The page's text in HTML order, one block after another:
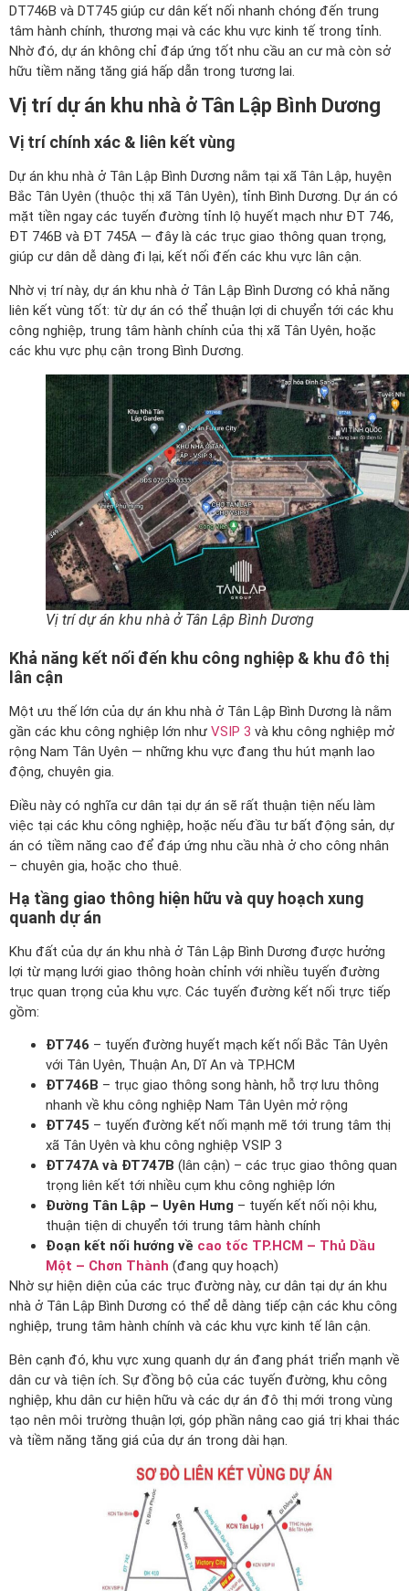
DT746B và DT745 giúp cư dân kết nối nhanh chóng đến trung
tâm hành chính, thương mại và các khu vực kinh tế trong tỉnh.
Nhờ đó, dự án không chỉ đáp ứng tốt nhu cầu an cư mà còn sở
hữu tiềm năng tăng giá hấp dẫn trong tương lai.
Vị trí dự án khu nhà ở Tân Lập Bình Dương
Vị trí chính xác & liên kết vùng
Dự án khu nhà ở Tân Lập Bình Dương nằm tại xã Tân Lập, huyện
Bắc Tân Uyên (thuộc thị xã Tân Uyên), tỉnh Bình Dương. Dự án có
mặt tiền ngay các tuyến đường tỉnh lộ huyết mạch như ĐT 746,
ĐT 746B và ĐT 745A — đây là các trục giao thông quan trọng,
giúp cư dân dễ dàng đi lại, kết nối đến các khu vực lân cận.
Nhờ vị trí này, dự án khu nhà ở Tân Lập Bình Dương có khả năng
liên kết vùng tốt: từ dự án có thể thuận lợi di chuyển tới các khu
công nghiệp, trung tâm hành chính của thị xã Tân Uyên, hoặc
các khu vực phụ cận trong Bình Dương.
Vị trí dự án khu nhà ở Tân Lập Bình Dương
Khả năng kết nối đến khu công nghiệp & khu đô thị
lân cận
Một ưu thế lớn của dự án khu nhà ở Tân Lập Bình Dương là nằm
gần các khu công nghiệp lớn như VSIP 3 và khu công nghiệp mở
rộng Nam Tân Uyên — những khu vực đang thu hút mạnh lao
động, chuyên gia.
Điều này có nghĩa cư dân tại dự án sẽ rất thuận tiện nếu làm
việc tại các khu công nghiệp, hoặc nếu đầu tư bất động sản, dự
án có tiềm năng cao để đáp ứng nhu cầu nhà ở cho công nhân
– chuyên gia, hoặc cho thuê.
Hạ tầng giao thông hiện hữu và quy hoạch xung
quanh dự án
Khu đất của dự án khu nhà ở Tân Lập Bình Dương được hưởng
lợi từ mạng lưới giao thông hoàn chỉnh với nhiều tuyến đường
trục quan trọng của khu vực. Các tuyến đường kết nối trực tiếp
gồm:
ĐT746 – tuyến đường huyết mạch kết nối Bắc Tân Uyên
với Tân Uyên, Thuận An, Dĩ An và TP.HCM
ĐT746B – trục giao thông song hành, hỗ trợ lưu thông
nhanh về khu công nghiệp Nam Tân Uyên mở rộng
ĐT745 – tuyến đường kết nối mạnh mẽ tới trung tâm thị
xã Tân Uyên và khu công nghiệp VSIP 3
ĐT747A và ĐT747B (lân cận) – các trục giao thông quan
trọng liên kết tới nhiều cụm khu công nghiệp lớn
Đường Tân Lập – Uyên Hưng – tuyến kết nối nội khu,
thuận tiện di chuyển tới trung tâm hành chính
Đoạn kết nối hướng về cao tốc TP.HCM – Thủ Dầu
Một – Chơn Thành (đang quy hoạch)
Nhờ sự hiện diện của các trục đường này, cư dân tại dự án khu
nhà ở Tân Lập Bình Dương có thể dễ dàng tiếp cận các khu công
nghiệp, trung tâm hành chính và các khu vực kinh tế lân cận.
Bên cạnh đó, khu vực xung quanh dự án đang phát triển mạnh về
dân cư và tiện ích. Sự đồng bộ của các tuyến đường, khu công
nghiệp, khu dân cư hiện hữu và các dự án đô thị mới trong vùng
tạo nên môi trường thuận lợi, góp phần nâng cao giá trị khai thác
và tiềm năng tăng giá của dự án trong dài hạn.